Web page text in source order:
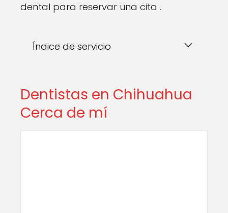
dental para reservar una cita .
Índice de servicio
Dentistas en Chihuahua
Cerca de mí